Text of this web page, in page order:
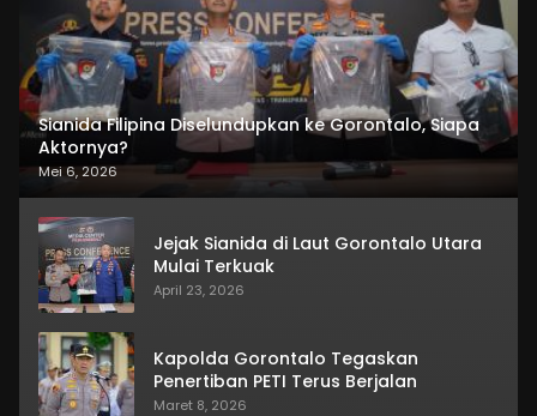
Sianida Filipina Diselundupkan ke Gorontalo, Siapa
Aktornya?
Mei 6, 2026
Jejak Sianida di Laut Gorontalo Utara
Mulai Terkuak
April 23, 2026
Kapolda Gorontalo Tegaskan
Penertiban PETI Terus Berjalan
Maret 8, 2026